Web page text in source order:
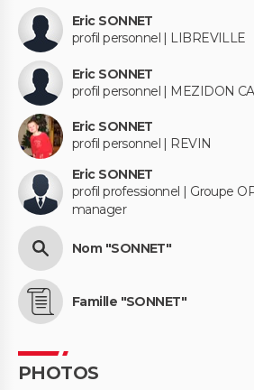
Eric SONNET
profil personnel | LIBREVILLE
Eric SONNET
profil personnel | MEZIDON
Eric SONNET
profil personnel | REVIN
Eric SONNET
profil professionnel | Groupe
manager
Nom "SONNET"
Famille "SONNET"
PHOTOS